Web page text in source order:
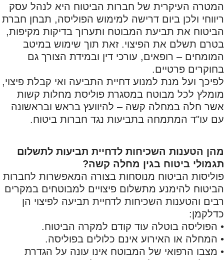
המטרה העיקרית של חברות הביטוח היא לנהל עסק
ריווחי ולכן ביום דרישה למימוש הפוליסה, תבחן חברת
הביטוח את תביעת המבוטח ותערוך בדיקות מקיפות,
בטרם תשלם את הפיצוי. זאת תוך שימוש במיטב
המומחים – רופאים, עורכי דין ובמידת הצורך גם
בחוקרים פרטיים.
לפיכך ועל מנת למנוע דחיית התביעה ואי קבלת פיצוי,
מומלץ לכל מבוטח במסגרת פוליסת מחלות קשות
אשר חלה במחלה קשה – להיוועץ בראש ובראשונה
עם עו"ד המתמחה בתביעות נגד חברות ביטוח.
מהן הטענות השכיחות לדחיית תביעות לתשלום
תגמולי ביטוח בגין מחלה קשה?
פוליסות הביטוח מנוסחות בצורה המאפשרות לחברות
הביטוח להימנע מתשלום פיצויים למבוטחים במקרים
רבים והטענות השכיחות לדחיית תביעה לפיצוי הן
כדלקמן:
• הפוליסה בוטלה עוד קודם למקרה הביטוח.
• המחלה או האירוע אינם כלולים בפוליסה.
• מצבו הרפואי של המבוטח אינו עונה על הגדרת